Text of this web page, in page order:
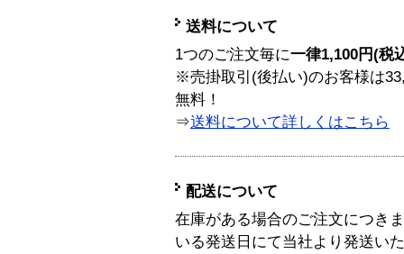
送料について
1つのご注文毎に一律1,100円(税
※売掛取引(後払い)のお客様は
無料！
⇒送料について詳しくはこちら
配送について
在庫がある場合のご注文につき
いる発送日にて当社より発送い